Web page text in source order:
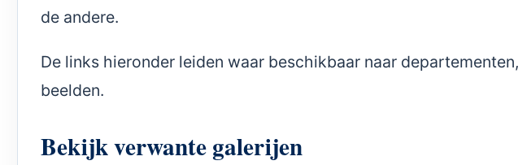
de andere.
De links hieronder leiden waar beschikbaar naar
beelden.
Bekijk verwante galerijen